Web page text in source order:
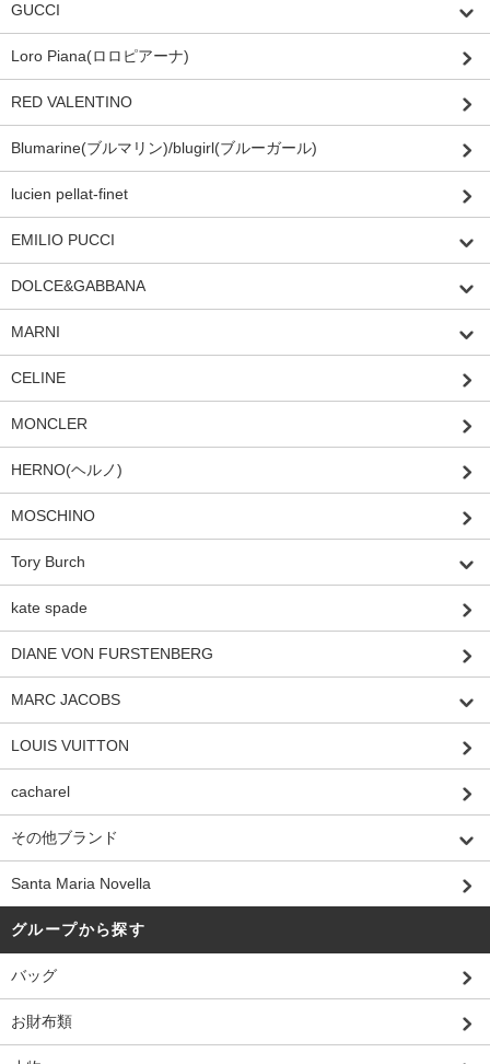
GUCCI
Loro Piana(ロロピアーナ)
RED VALENTINO
Blumarine(ブルマリン)/blugirl(ブルーガール)
lucien pellat-finet
EMILIO PUCCI
DOLCE&GABBANA
MARNI
CELINE
MONCLER
HERNO(ヘルノ)
MOSCHINO
Tory Burch
kate spade
DIANE VON FURSTENBERG
MARC JACOBS
LOUIS VUITTON
cacharel
その他ブランド
Santa Maria Novella
グループから探す
バッグ
お財布類